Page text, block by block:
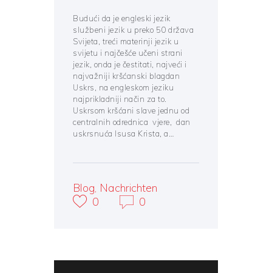
Budući da je engleski jezik
službeni jezik u preko 50 država
Svijeta, treći materinji jezik u
svijetu i najčešće učeni strani
jezik, onda je čestitati, najveći i
najvažniji kršćanski blagdan
Uskrs, na engleskom jeziku
najprikladniji način za to.
Uskrsom kršćani slave jednu od
centralnih odrednica vjere, dan
uskrsnuća Isusa Krista, a…
Blog, Nachrichten
0
0